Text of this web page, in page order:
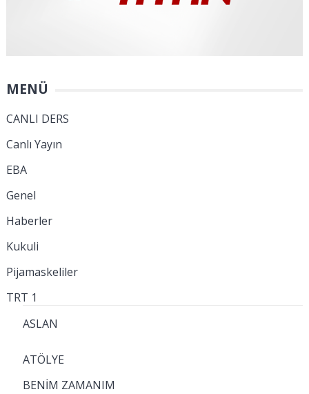
MENÜ
CANLI DERS
Canlı Yayın
EBA
Genel
Haberler
Kukuli
Pijamaskeliler
TRT 1
ASLAN
ATÖLYE
BENİM ZAMANIM